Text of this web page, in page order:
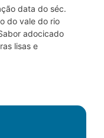
data do séc.
do vale do rio
adocicado
lisas e